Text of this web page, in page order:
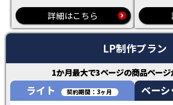
詳細はこちら
LP制作プラン
1か月最大で3ページの商品ページ
ライト ベーシ